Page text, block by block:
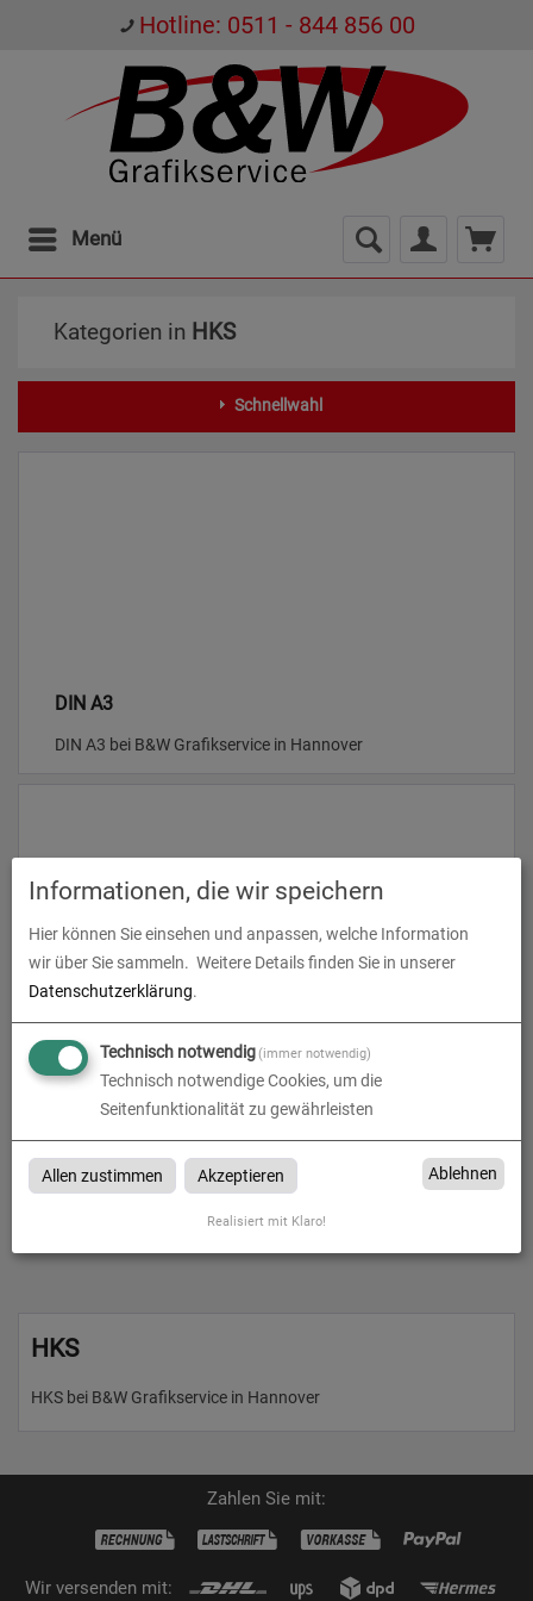
Hotline: 0511 - 844 856 00
Menü
Kategorien in HKS
Schnellwahl
DIN A3
DIN A3 bei B&W Grafikservice in Hannover
DIN A4
DIN A4 bei B&W Grafikservice in Hannover
Produkte inHKS
HKS
HKS bei B&W Grafikservice in Hannover
Zahlen Sie mit:
Wir versenden mit:
Informationen, die wir speichern
Hier können Sie einsehen und anpassen, welche Information
wir über Sie sammeln. Weitere Details finden Sie in unserer
Datenschutzerklärung.
Technisch notwendig(immer notwendig)
Technisch notwendige Cookies, um die
Seitenfunktionalität zu gewährleisten
Allen zustimmen Akzeptieren Ablehnen
Realisiert mit Klaro!